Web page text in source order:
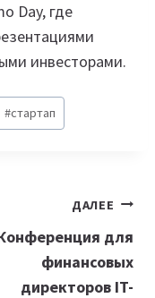
Day, где
инвесторами.
#стартап
ДАЛЕЕ
для
финансовых
директоров IT-